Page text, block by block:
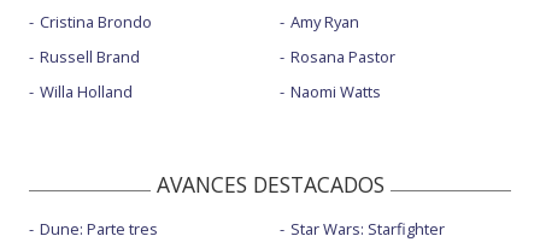
Cristina Brondo
Russell Brand
Willa Holland
Amy Ryan
Rosana Pastor
Naomi Watts
AVANCES DESTACADOS
Dune: Parte tres
Star Wars: Starfighter